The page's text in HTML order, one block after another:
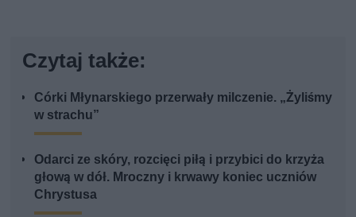
Czytaj także:
Córki Młynarskiego przerwały milczenie. „Żyliśmy
w strachu”
Odarci ze skóry, rozcięci piłą i przybici do krzyża
głową w dół. Mroczny i krwawy koniec uczniów
Chrystusa